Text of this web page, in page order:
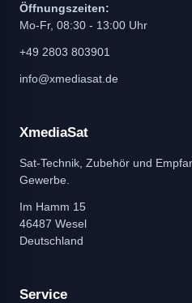
Öffnungszeiten:
Mo-Fr, 08:30 - 13:00 Uhr
+49 2803 803901
info@xmediasat.de
XmediaSat
Sat-Technik, Zubehör und
Gewerbe.
Im Hamm 15
46487 Wesel
Deutschland
Service